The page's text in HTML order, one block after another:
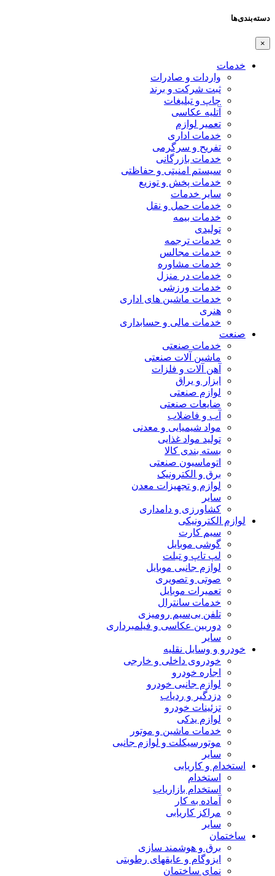
دسته‌بندی‌ها
×
خدمات
واردات و صادرات
ثبت شرکت و برند
چاپ و تبلیغات
آتلیه عکاسی
تعمیر لوازم
خدمات اداری
تفریح و سرگرمی
خدمات بازرگانی
سیستم امنیتی و حفاظتی
خدمات پخش و توزیع
سایر خدمات
خدمات حمل و نقل
خدمات بیمه
تولیدی
خدمات ترجمه
خدمات مجالس
خدمات مشاوره
خدمات در منزل
خدمات ورزشی
خدمات ماشین های اداری
هنری
خدمات مالی و حسابداری
صنعت
خدمات صنعتی
ماشین آلات صنعتی
آهن آلات و فلزات
ابزار و یراق
لوازم صنعتی
ضایعات صنعتی
آب و فاضلاب
مواد شیمیایی و معدنی
تولید مواد غذایی
بسته بندی کالا
اتوماسیون صنعتی
برق و الکترونیک
لوازم و تجهیزات معدن
سایر
کشاورزی و دامداری
لوازم الکترونیکی
سیم کارت
گوشی موبایل
لپ تاپ و تبلت
لوازم جانبی موبایل
صوتی و تصویری
تعمیرات موبایل
خدمات سانترال
تلفن بی‌سیم رومیزی
دوربین عکاسی و فیلمبرداری
سایر
خودرو و وسایل نقلیه
خودروی داخلی و خارجی
اجاره خودرو
لوازم جانبی خودرو
دزدگیر و ردیاب
تزئینات خودرو
لوازم یدکی
خدمات ماشین و موتور
موتورسیکلت و لوازم جانبی
سایر
استخدام و کاریابی
استخدام
استخدام بازاریاب
آماده به کار
مراکز کاریابی
سایر
ساختمان
برق و هوشمند سازی
ایزوگام و عایقهای رطوبتی
نمای ساختمان